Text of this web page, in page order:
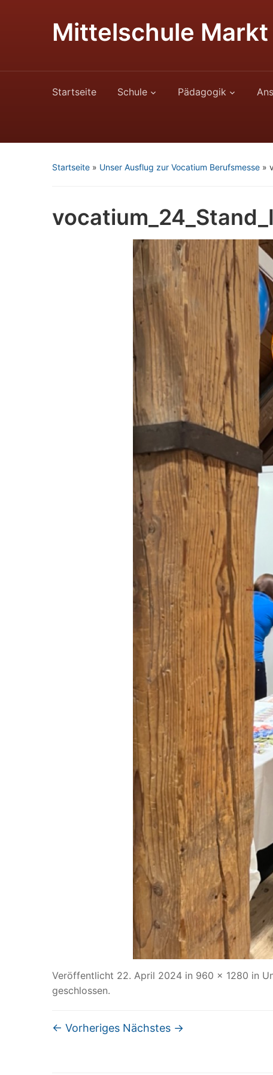
Mittelschule
Startseite Schule Pädagogik
Startseite » Unser Ausflug zur Vocatium Berufsmesse »
Veröffentlicht 22. April 2024 in 960 × 1280 in
geschlossen.
← Vorheriges Nächstes →